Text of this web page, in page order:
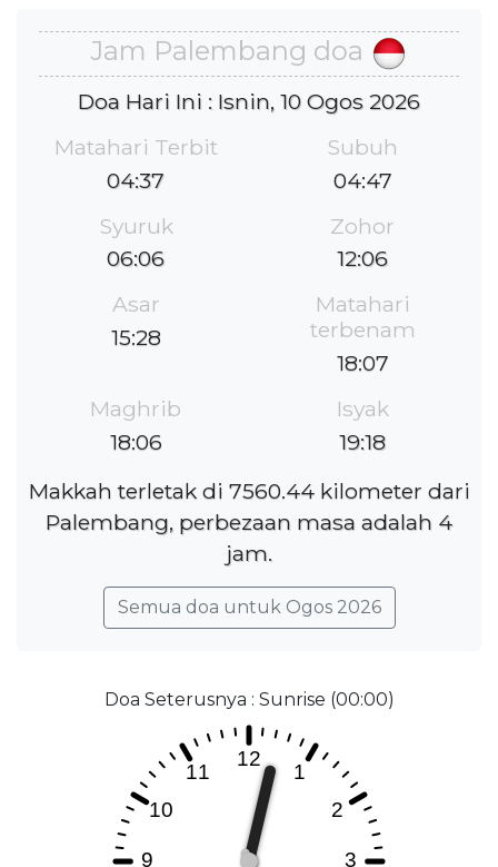
Jam Palembang doa
Doa Hari Ini : Isnin, 10 Ogos 2026
Matahari Terbit
04:37
Subuh
04:47
Syuruk
06:06
Zohor
12:06
Asar
15:28
Matahari
terbenam
18:07
Maghrib
18:06
Isyak
19:18
Makkah terletak di 7560.44 kilometer dari
Palembang, perbezaan masa adalah 4
jam.
Semua doa untuk Ogos 2026
Doa Seterusnya : Sunrise (00:00)